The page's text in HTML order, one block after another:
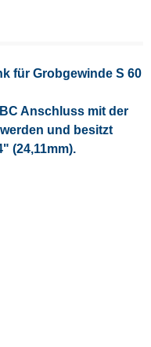
für Grobgewinde S 60
Anschluss mit der
und besitzt
(24,11mm).